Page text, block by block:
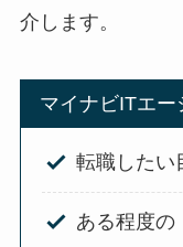
介します。
マイナビITエ
転職したい
ある程度の